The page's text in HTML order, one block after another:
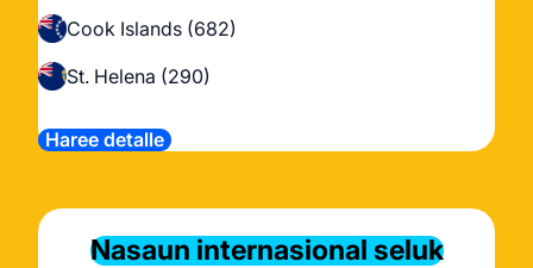
Cook Islands (682)
St. Helena (290)
Haree detalle
Nasaun internasional seluk